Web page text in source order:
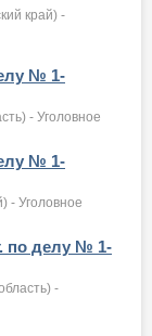
край) -
№ 1-
- Уголовное
№ 1-
- Уголовное
по делу № 1-
-